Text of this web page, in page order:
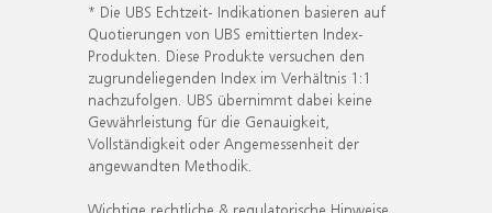
* Die UBS Echtzeit- Indikationen basieren auf
Quotierungen von UBS emittierten Index-
Produkten. Diese Produkte versuchen den
zugrundeliegenden Index im Verhältnis 1:1
nachzufolgen. UBS übernimmt dabei keine
Gewährleistung für die Genauigkeit,
Vollständigkeit oder Angemessenheit der
angewandten Methodik.